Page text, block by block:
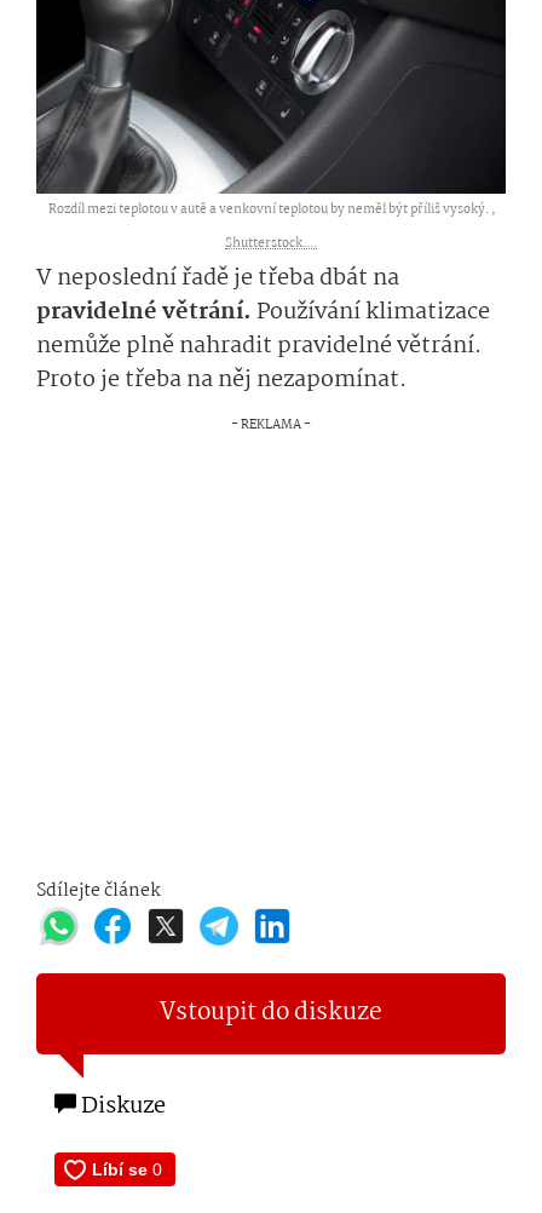
Rozdíl mezi teplotou v autě a venkovní teplotou by neměl být příliš vysoký. ,
Shutterstock....
V neposlední řadě je třeba dbát na
pravidelné větrání. Používání klimatizace
nemůže plně nahradit pravidelné větrání.
Proto je třeba na něj nezapomínat.
Sdílejte článek
Vstoupit do diskuze
Diskuze